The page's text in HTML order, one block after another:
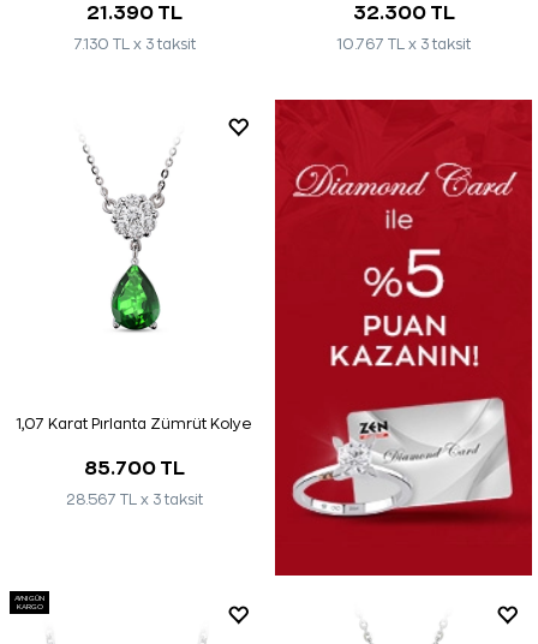
21.390 TL
7.130 TL x 3 taksit
32.300 TL
10.767 TL x 3 taksit
1,07 Karat Pırlanta Zümrüt Kolye
85.700 TL
28.567 TL x 3 taksit
AYNI GÜN
KARGO